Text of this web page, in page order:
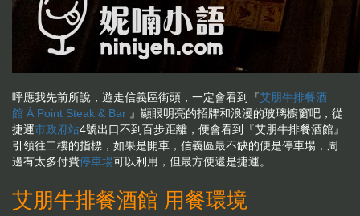
呼應我先前所說，遊走信義區街頭，一定會看到『艾朋牛排餐酒
館 À Point Steak & Bar 』顯眼明亮的招牌和浪漫的玻璃櫥窗吧，從
捷運市政府站4號出口不到百步距離，便會看到『艾朋牛排餐酒館』
引領往二樓的指標，如果是開車，信義區最不缺的便是停車場，周
邊有太多付費停車場可以利用，但最方便還是捷運。
艾朋牛排餐酒館 用餐環境